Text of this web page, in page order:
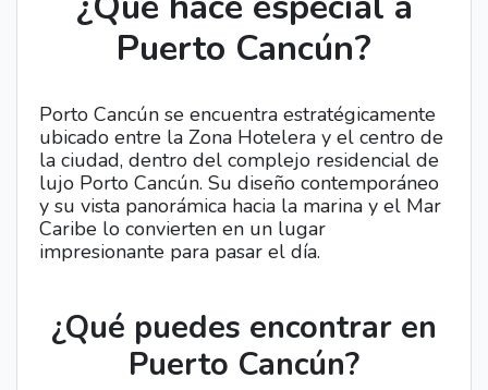
Puerto Cancún?
Porto Cancún se encuentra estratégicamente
ubicado entre la Zona Hotelera y el centro de
la ciudad, dentro del complejo residencial de
lujo Porto Cancún. Su diseño contemporáneo
y su vista panorámica hacia la marina y el Mar
Caribe lo convierten en un lugar
impresionante para pasar el día.
¿Qué puedes encontrar en
Puerto Cancún?